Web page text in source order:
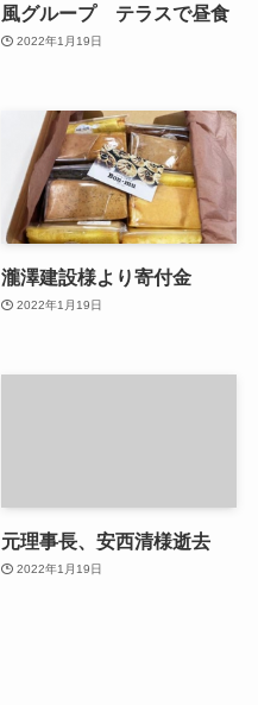
風グループ テラスで昼食
2022年1月19日
瀧澤建設様より寄付金
2022年1月19日
元理事長、安西清様逝去
2022年1月19日